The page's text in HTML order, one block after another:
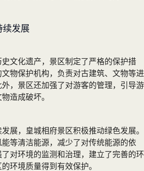
续发展
文化遗产，景区制定了严格的保护措
物保护机构，负责对古建筑、文物等进
，景区还加强了对游客的管理，引导游
造成破坏。
展，皇城相府景区积极推动绿色发展。
等清洁能源，减少了对传统能源的依
对环境的监测和治理，建立了完善的环
环境质量得到有效保护。